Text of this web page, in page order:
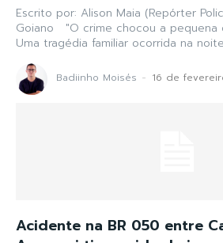
Escrito por: Alison Maia (Repórter Policial) Foto:
Goiano "O crime chocou a pequena cidade de Morrinhos."
Uma tragédia familiar ocorrida na
Badiinho Moisés - 16 de
Acidente na BR 050 entre